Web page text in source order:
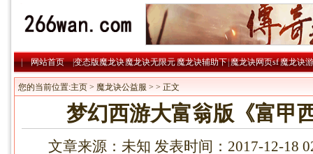
网站首页
| 变态版魔龙诀
|
魔龙诀无限元
宝
|
魔龙诀辅助下
载
|
魔龙诀网页sf
|
魔龙诀
略
|
您的当前位置:主页 > 魔龙诀公益服 > > 正文
梦幻西游大富翁版《富甲
文章来源：未知 发表时间：2017-12-18